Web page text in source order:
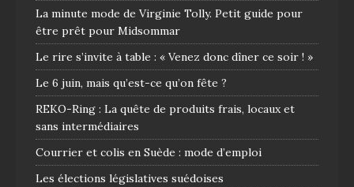
La minute mode de Virginie Tolly. Petit guide pour
être prêt pour Midsommar
Le rire s’invite à table : « Venez donc dîner ce soir ! »
Le 6 juin, mais qu’est-ce qu’on fête ?
REKO-Ring : La quête de produits frais, locaux et
sans intermédiaires
Courrier et colis en Suède : mode d’emploi
Les élections législatives suédoises